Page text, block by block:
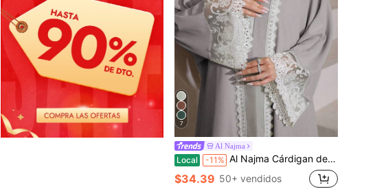
7
Al Najma
Local -11% Al Najma Cárdigan de encaje soluble en agua, bata abaya de estilo elegante de unicolor de Dubai, de manga larga
$34.39 50+ vendidos